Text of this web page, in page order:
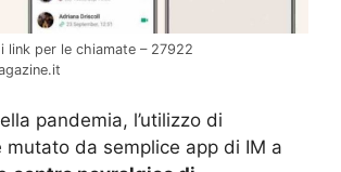
link per le chiamate – 27922
pandemia, l’utilizzo di
mutato da semplice app di IM a